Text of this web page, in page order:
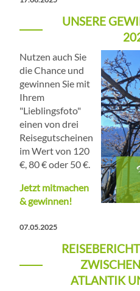
UNSERE
Nutzen auch Sie
die Chance und
gewinnen Sie mit
Ihrem
"Lieblingsfoto"
einen von drei
Reisegutscheinen
im Wert von 120
€, 80 € oder 50 €.
Jetzt mitmachen
& gewinnen!
07.05.2025
ATLANTIK